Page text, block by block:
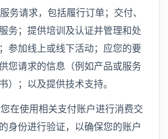
务请求，包括履行订单；交付、
务；提供培训及认证并管理和处
参加线上或线下活动；应您的要
您请求的信息（例如产品或服务
）；以及提供技术支持。
在使用相关支付账户进行消费交
身份进行验证，以确保您的账户